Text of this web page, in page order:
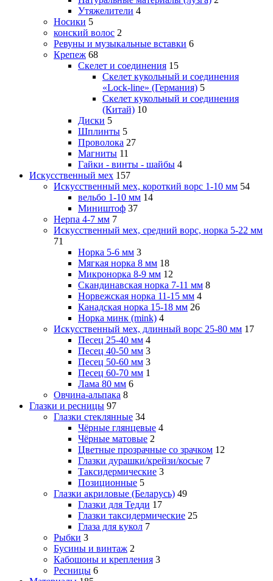
Утяжелители 4
Носики 5
конский волос 2
Ревуны и музыкальные вставки 6
Крепеж 68
Скелет и соединения 15
Скелет кукольный и соединения
«Lock-line» (Германия) 5
Скелет кукольный и соединения
(Китай) 10
Диски 5
Шплинты 5
Проволока 27
Магниты 11
Гайки - винты - шайбы 4
Искусственный мех 157
Искусственный мех, короткий ворс 1-10 мм 54
вельбо 1-10 мм 14
Миништоф 37
Нерпа 4-7 мм 7
Искусственный мех, средний ворс, норка 5-22 мм
71
Норка 5-6 мм 3
Мягкая норка 8 мм 18
Микронорка 8-9 мм 12
Скандинавская норка 7-11 мм 8
Норвежская норка 11-15 мм 4
Канадская норка 15-18 мм 26
Норка минк (mink) 4
Искусственный мех, длинный ворс 25-80 мм 17
Песец 25-40 мм 4
Песец 40-50 мм 3
Песец 50-60 мм 3
Песец 60-70 мм 1
Лама 80 мм 6
Овчина-альпака 8
Глазки и ресницы 97
Глазки стеклянные 34
Чёрные глянцевые 4
Чёрные матовые 2
Цветные прозрачные со зрачком 12
Глазки дурашки/крейзи/косые 7
Таксидермические 3
Позиционные 5
Глазки акриловые (Беларусь) 49
Глазки для Тедди 17
Глазки таксидермические 25
Глаза для кукол 7
Рыбки 3
Бусины и винтаж 2
Кабошоны и крепления 3
Ресницы 6